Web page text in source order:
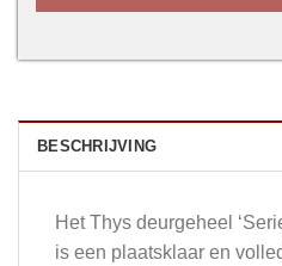
BESCHRIJVING
Het Thys deurgeheel
is een plaatsklaar en